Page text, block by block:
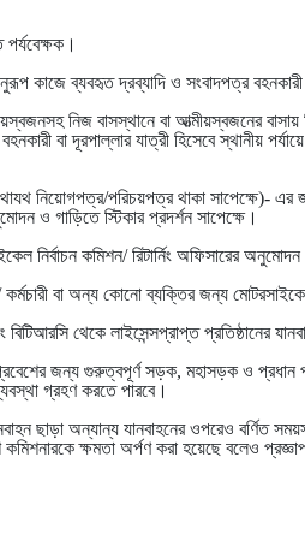
কাজে ব্যবহৃত দ্রব্যাদি ও সংবাদপত্র বহনকারী
নিজ বাসস্থানে বা আত্মীয়স্বজনের
বা দূরপাল্লার যাত্রী হিসেবে স্থানীয়
(যথাযথ নিয়োগপত্র/পরিচয়পত্র থাকা সাপেক্ষে)-
ও গাড়িতে স্টিকার প্রদর্শন সাপেক্ষে।
নির্বাচন কমিশন/ রিটার্নিং অফিসারের অনুমোদন
কর্মচারী বা অন্য কোনো ব্যক্তির জন্য
থেকে লাইসেন্সপ্রাপ্ত প্রতিষ্ঠানের
জন্য গুরুত্বপূর্ণ সড়ক, মহাসড়ক ও প্রধান
গ্রহণ করতে পারবে।
ছাড়া অন্যান্য যানবাহনের ওপরেও বর্ণিত
ক্ষমতা অর্পণ করা হয়েছে বলেও